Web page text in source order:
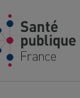
principal